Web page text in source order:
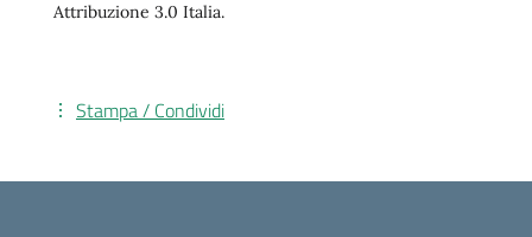
Attribuzione 3.0 Italia.
Stampa / Condividi